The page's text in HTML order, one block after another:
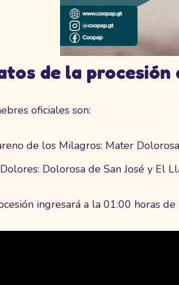
de la procesión
oficiales son:
de los Milagros: Mater
Dolorosa de San José y El
ingresará a la 01:00 horas de